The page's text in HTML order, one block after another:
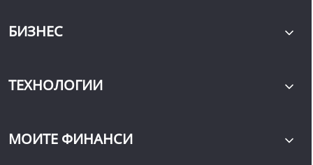
БИЗНЕС
ТЕХНОЛОГИИ
МОИТЕ ФИНАНСИ